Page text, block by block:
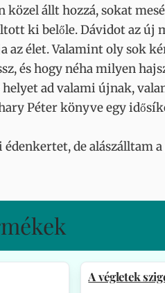
közel állt hozzá, sokat
ki belőle. Dávidot az új
az élet. Valamint oly sok
és hogy néha milyen
ad valami újnak,
Péter könyve egy
de alászálltam
A végletek